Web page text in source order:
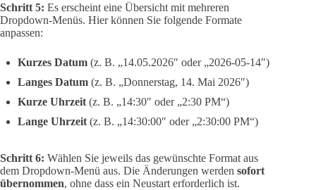
Schritt 5: Es erscheint eine Übersicht mit mehreren
Dropdown-Menüs. Hier können Sie folgende Formate
anpassen:
Kurzes Datum (z. B. „14.05.2026″ oder „2026-05-14″)
Langes Datum (z. B. „Donnerstag, 14. Mai 2026″)
Kurze Uhrzeit (z. B. „14:30″ oder „2:30 PM“)
Lange Uhrzeit (z. B. „14:30:00″ oder „2:30:00 PM“)
Schritt 6: Wählen Sie jeweils das gewünschte Format aus
dem Dropdown-Menü aus. Die Änderungen werden sofort
übernommen, ohne dass ein Neustart erforderlich ist.